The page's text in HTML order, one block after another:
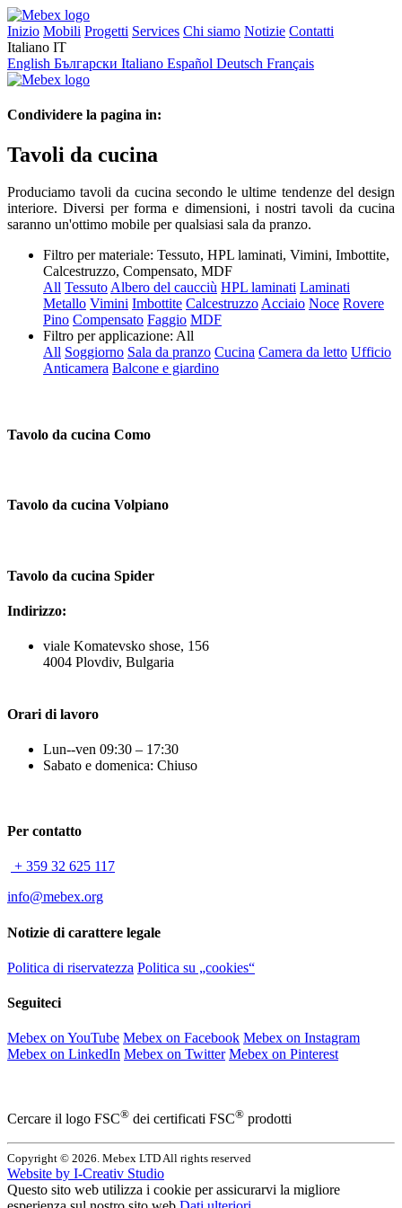
Inizio Mobili Progetti Services Chi siamo Notizie Contatti
Italiano IT
English Български Italiano Español Deutsch Français
Condividere la pagina in:
Tavoli da cucina
Produciamo tavoli da cucina secondo le ultime tendenze del design
interiore. Diversi per forma e dimensioni, i nostri tavoli da cucina
saranno un'ottimo mobile per qualsiasi sala da pranzo.
Filtro per materiale: Tessuto, HPL laminati, Vimini, Imbottite,
Calcestruzzo, Compensato, MDF
All TessutoAlbero del caucciù HPL laminati Laminati
Metallo Vimini Imbottite CalcestruzzoAcciaio Noce Rovere
Pino Compensato Faggio MDF
Filtro per applicazione: All
All Soggiorno Sala da pranzo Cucina Camera da letto Ufficio
Anticamera Balcone e giardino
Tavolo da cucina Como
Tavolo da cucina Volpiano
Tavolo da cucina Spider
Indirizzo:
viale Komatevsko shose, 156
4004 Plovdiv, Bulgaria
Orari di lavoro
Lun--ven 09:30 – 17:30
Sabato e domenica: Chiuso
Per contatto
+ 359 32 625 117
info@mebex.org
Notizie di carattere legale
Politica di riservatezza Politica su „cookies“
Seguiteci
Mebex on YouTube Mebex on Facebook Mebex on Instagram
Mebex on LinkedIn Mebex on Twitter Mebex on Pinterest
Cercare il logo FSC® dei certificati FSC® prodotti
Copyright © 2026. Mebex LTD All rights reserved
Website by I-Creativ Studio
Questo sito web utilizza i cookie per assicurarvi la migliore